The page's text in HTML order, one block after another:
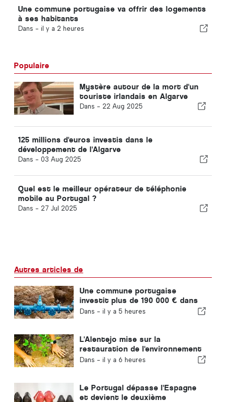
Une commune portugaise va offrir des logements
à ses habitants
Dans - il y a 2 heures
Populaire
Mystère autour de la mort d'un
touriste irlandais en Algarve
Dans - 22 Aug 2025
125 millions d'euros investis dans le
développement de l'Algarve
Dans - 03 Aug 2025
Quel est le meilleur opérateur de téléphonie
mobile au Portugal ?
Dans - 27 Jul 2025
Autres articles de
Une commune portugaise
investit plus de 190 000 € dans
l'approvisionnement en eau
Dans - il y a 5 heures
L'Alentejo mise sur la
restauration de l'environnement
grâce aux fonds européens
Dans - il y a 6 heures
Le Portugal dépasse l'Espagne
et devient le deuxième